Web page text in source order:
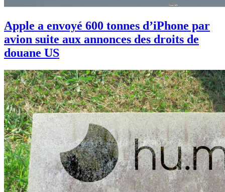
Apple a envoyé 600 tonnes d’iPhone par
avion suite aux annonces des droits de
douane US